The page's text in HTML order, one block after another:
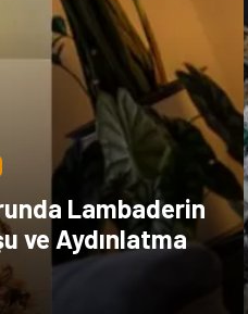
Lambaderin
ve Aydınlatma